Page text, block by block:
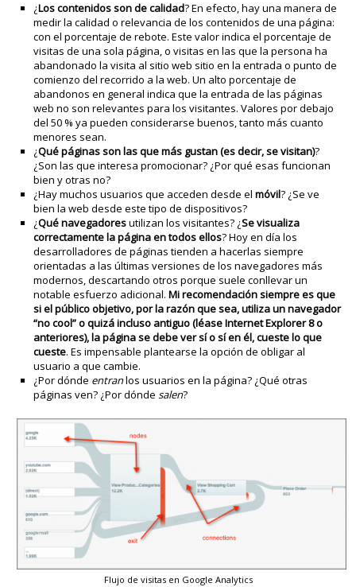
¿Los contenidos son de calidad? En efecto, hay una manera de
medir la calidad o relevancia de los contenidos de una página:
con el porcentaje de rebote. Este valor indica el porcentaje de
visitas de una sola página, o visitas en las que la persona ha
abandonado la visita al sitio web sitio en la entrada o punto de
comienzo del recorrido a la web. Un alto porcentaje de
abandonos en general indica que la entrada de las páginas
web no son relevantes para los visitantes. Valores por debajo
del 50 % ya pueden considerarse buenos, tanto más cuanto
menores sean.
¿Qué páginas son las que más gustan (es decir, se visitan)?
¿Son las que interesa promocionar? ¿Por qué esas funcionan
bien y otras no?
¿Hay muchos usuarios que acceden desde elmóvil? ¿Se ve
bien la web desde este tipo de dispositivos?
¿Qué navegadoresutilizan los visitantes? ¿Se visualiza
correctamente la página en todos ellos? Hoy en día los
desarrolladores de páginas tienden a hacerlas siempre
orientadas a las últimas versiones de los navegadores más
modernos, descartando otros porque suele conllevar un
notable esfuerzo adicional.Mi recomendación siempre es que
si el público objetivo, por la razón que sea, utiliza un navegador
“no cool” o quizá incluso antiguo (léase Internet Explorer 8 o
anteriores), la página se debe ver sí o sí en él, cueste lo que
cueste. Es impensable plantearse la opción de obligar al
usuario a que cambie.
¿Por dónde entranlos usuarios en la página? ¿Qué otras
páginas ven? ¿Por dóndesalen?
Flujo de visitas en Google Analytics